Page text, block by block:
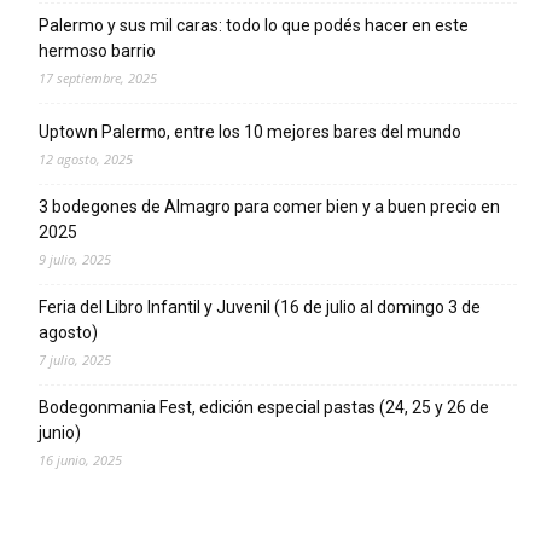
Palermo y sus mil caras: todo lo que podés hacer en este
hermoso barrio
17 septiembre, 2025
Uptown Palermo, entre los 10 mejores bares del mundo
12 agosto, 2025
3 bodegones de Almagro para comer bien y a buen precio en
2025
9 julio, 2025
Feria del Libro Infantil y Juvenil (16 de julio al domingo 3 de
agosto)
7 julio, 2025
Bodegonmania Fest, edición especial pastas (24, 25 y 26 de
junio)
16 junio, 2025